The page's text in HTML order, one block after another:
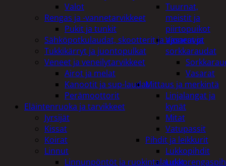
Tuurnat,
meistit ja
piirtopuikot
Vasarat ja
sorkkaraudat
Vasarat
Mittaus ja merkintä
Linjalangat ja
kynät
Mitat
Vatupassit
Pihdit ja leikkurit
Lukkopihdit
Valot
Rengas ja -vannetarvikkeet
Pukit ja tunkit
Sähköpotkulaudat, skootterit ja ajoneuvot
Tukkikärryt ja juontopulkat
Veneet ja veneilytarvikkeet
Airot ja melat
Kanootit ja sup-laudat
Perämoottorit
Eläintenruoka ja tarvikkeet
Jyrsijät
Kissat
Koirat
Linnut
Linnunpöntöt ja ruokintalaudat